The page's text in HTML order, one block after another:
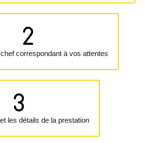
correspondant à vos attentes
les détails de la prestation